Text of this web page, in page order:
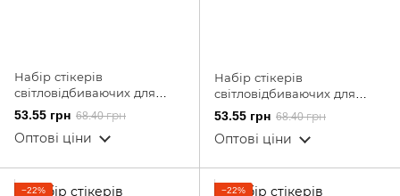
Набір стікерів
світловідбиваючих для
текстилю Kite Garfield GF25-
53.55 грн 68.40 грн
Оптові ціни
Набір стікерів
світловідбиваючих для
текстилю Kite Hello Kitty
HK25-114
53.55 грн 68.40 грн
Оптові ціни
−22%
−22%